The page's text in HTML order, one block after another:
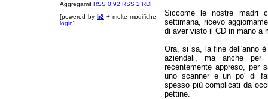
Aggregami! RSS 0.92 RSS 2 RDF
[powered by b2 + molte modifiche -
login]
Siccome le nostre madri
settimana, ricevo
di aver visto il CD in mano a
Ora, si sa, la fine dell'anno
aziendali, ma anche per
recentemente appreso, per
uno scanner e un po' di
spesso più complicati da
pettine.